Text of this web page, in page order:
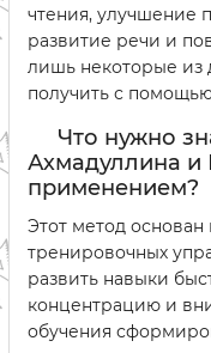
чтения, улучшение
развитие речи и
лишь некоторые
получить с
Что нужно
Ахмадуллина
применением?
Этот метод
тренировочных
развить навыки
концентрацию и
обучения